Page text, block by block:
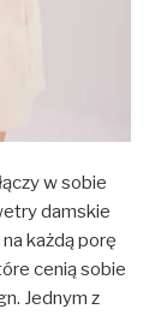
w sobie
damskie
każdą porę
cenią sobie
Jednym z